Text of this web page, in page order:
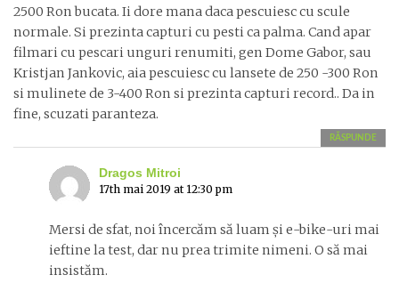
2500 Ron bucata. Ii dore mana daca pescuiesc cu scule
normale. Si prezinta capturi cu pesti ca palma. Cand apar
filmari cu pescari unguri renumiti, gen Dome Gabor, sau
Kristjan Jankovic, aia pescuiesc cu lansete de 250 -300 Ron
si mulinete de 3-400 Ron si prezinta capturi record.. Da in
fine, scuzati paranteza.
RĂSPUNDE
Dragos Mitroi
17th mai 2019 at 12:30 pm
Mersi de sfat, noi încercăm să luam și e-bike-uri mai
ieftine la test, dar nu prea trimite nimeni. O să mai
insistăm.